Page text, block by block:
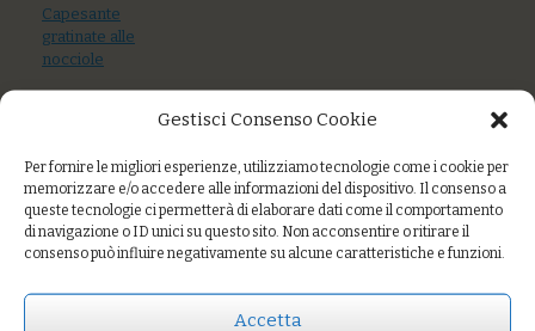
Gestisci Consenso Cookie
Per fornire le migliori esperienze, utilizziamo tecnologie come i cookie per
memorizzare e/o accedere alle informazioni del dispositivo. Il consenso a
queste tecnologie ci permetterà di elaborare dati come il comportamento
di navigazione o ID unici su questo sito. Non acconsentire o ritirare il
consenso può influire negativamente su alcune caratteristiche e funzioni.
Accetta
Capesante
gratinate alle
nocciole
frisella con
pomodoro fresco